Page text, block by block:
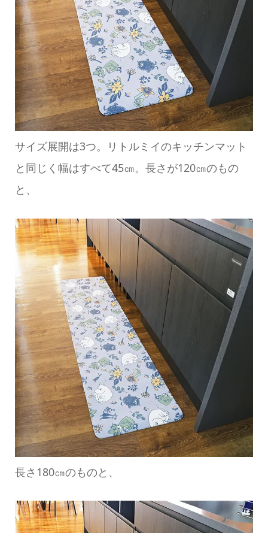
サイズ展開は3つ。リトルミイのキッチンマット
と同じく幅はすべて45㎝。長さが120㎝のもの
と、
長さ180㎝のものと、